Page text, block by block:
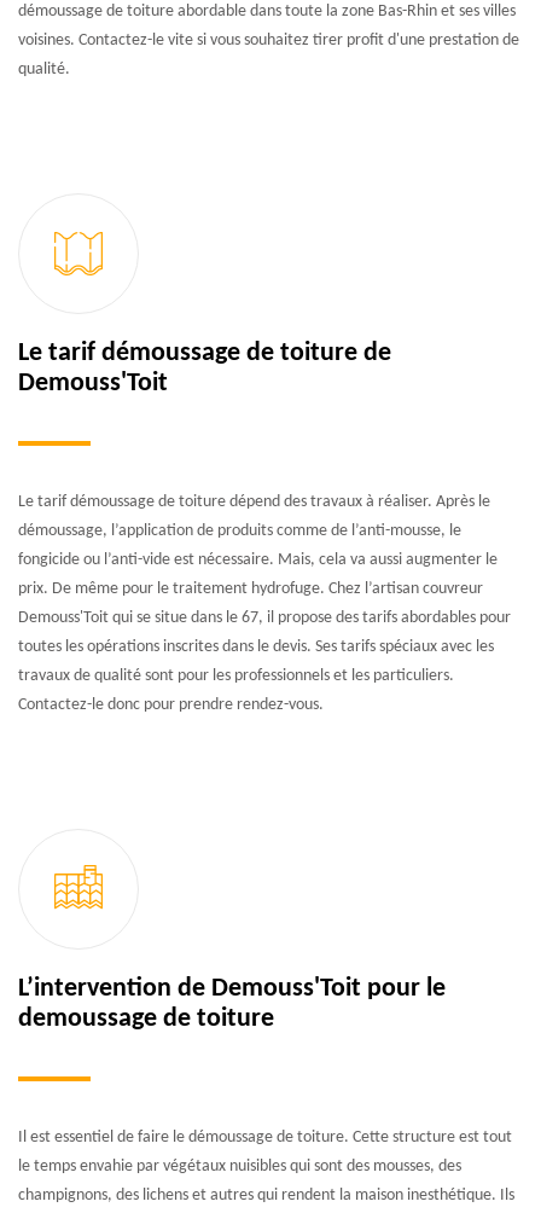
démoussage de toiture abordable dans toute la zone Bas-Rhin et ses villes
voisines. Contactez-le vite si vous souhaitez tirer profit d'une prestation de
qualité.
Le tarif démoussage de toiture de
Demouss'Toit
Le tarif démoussage de toiture dépend des travaux à réaliser. Après le
démoussage, l’application de produits comme de l’anti-mousse, le
fongicide ou l’anti-vide est nécessaire. Mais, cela va aussi augmenter le
prix. De même pour le traitement hydrofuge. Chez l’artisan couvreur
Demouss'Toit qui se situe dans le 67, il propose des tarifs abordables pour
toutes les opérations inscrites dans le devis. Ses tarifs spéciaux avec les
travaux de qualité sont pour les professionnels et les particuliers.
Contactez-le donc pour prendre rendez-vous.
L’intervention de Demouss'Toit pour le
demoussage de toiture
Il est essentiel de faire le démoussage de toiture. Cette structure est tout
le temps envahie par végétaux nuisibles qui sont des mousses, des
champignons, des lichens et autres qui rendent la maison inesthétique. Ils